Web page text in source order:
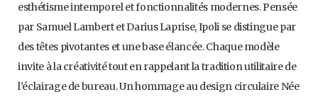
esthétisme intemporel et fonctionnalités modernes. Pensée
par Samuel Lambert et Darius Laprise, Ipoli se distingue par
des têtes pivotantes et une base élancée. Chaque modèle
invite à la créativité tout en rappelant la tradition utilitaire de
l’éclairage de bureau. Un hommage au design circulaire Née